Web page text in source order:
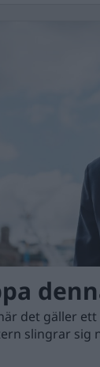
det gäller
slingrar sig